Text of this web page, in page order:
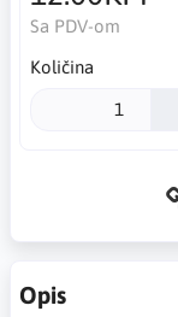
Sa PDV-om
Količina
Opis